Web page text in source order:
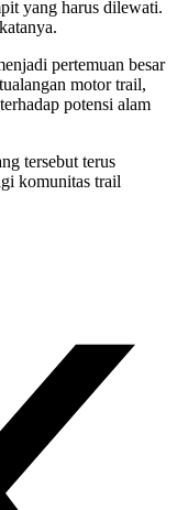
yang harus dilewati.
pertemuan besar
motor trail,
potensi alam
tersebut terus
komunitas trail